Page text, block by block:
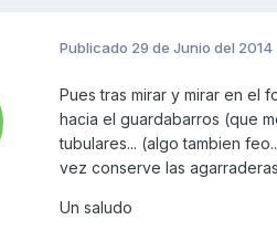
Publicado 29 de Junio del 2014
Pues tras mirar y mirar en el
hacia el guardabarros (que
tubulares... (algo tambien
vez conserve las
Un saludo